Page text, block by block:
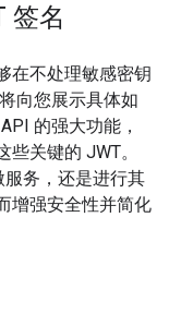
签名
在不处理敏感密钥
向您展示具体如
的强大功能，
关键的 JWT。
务，还是进行其
增强安全性并简化